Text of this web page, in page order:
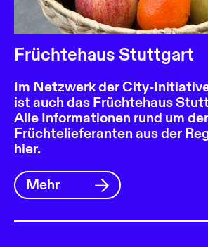
Früchtehaus Stuttgart
Im Netzwerk der City-
ist auch das Früchtehaus
Alle Informationen rund um
Früchtelieferanten aus der
hier.
Mehr